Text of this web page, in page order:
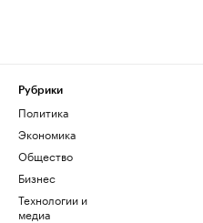
Рубрики
Политика
Экономика
Общество
Бизнес
Технологии и
медиа